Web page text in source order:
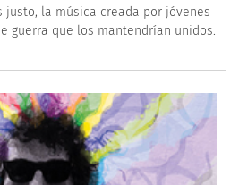
justo, la música creada por jóvenes
guerra que los mantendrían unidos.